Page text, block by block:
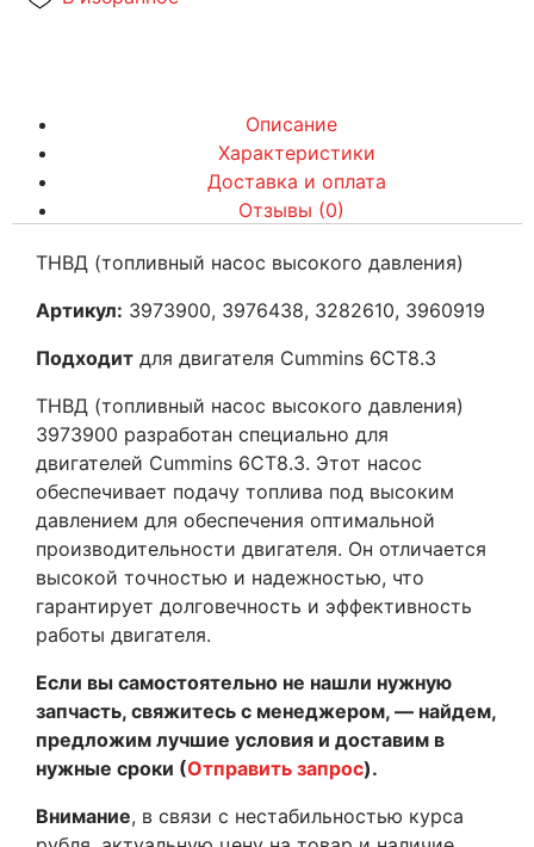
Описание
Характеристики
Доставка и оплата
Отзывы (0)
ТНВД (топливный насос высокого давления)
Артикул: 3973900, 3976438, 3282610, 3960919
Подходит для двигателя Cummins 6CT8.3
ТНВД (топливный насос высокого давления)
3973900 разработан специально для
двигателей Cummins 6CT8.3. Этот насос
обеспечивает подачу топлива под высоким
давлением для обеспечения оптимальной
производительности двигателя. Он отличается
высокой точностью и надежностью, что
гарантирует долговечность и эффективность
работы двигателя.
Если вы самостоятельно не нашли нужную
запчасть, свяжитесь с менеджером, — найдем,
предложим лучшие условия и доставим в
нужные сроки (Отправить запрос).
Внимание, в связи с нестабильностью курса